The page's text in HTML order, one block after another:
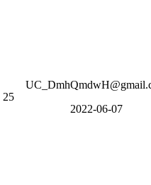
25
2022-06-07